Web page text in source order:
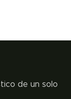
de un solo